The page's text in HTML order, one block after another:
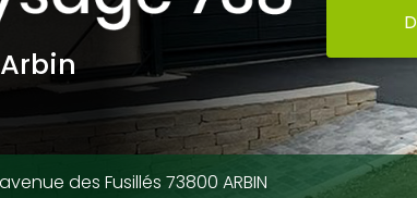
Escaliers
Portail
Clôture
des Fusillés 73800 ARBIN